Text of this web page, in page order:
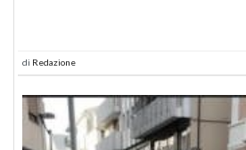
di Redazione